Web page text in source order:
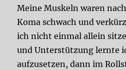
Meine Muskeln waren
Koma schwach und
ich nicht einmal allein
und Unterstützung lernte
aufzusetzen, dann im